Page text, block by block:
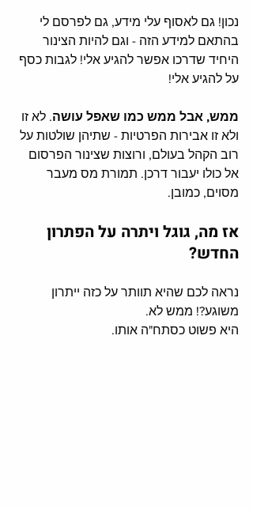
נכון! גם לאסוף עלי מידע, גם לפרסם לי
בהתאם למידע הזה - וגם להיות הצינור
היחיד שדרכו אפשר להגיע אלי! לגבות כסף
על להגיע אלי!
ממש, אבל ממש כמו שאפל עושה. לא זו
ולא זו אבירות הפרטיות - שתיהן שולטות על
רוב הקהל בעולם, ורוצות שצינור הפרסום
אל כולו יעבור דרכן. תמורת מס מעבר
מסוים, כמובן.
אז מה, גוגל ויתרה על הפתרון
החדש?
נראה לכם שהיא תוותר על כזה ייתרון
משוגע?! ממש לא.
היא פשוט כסתח"ה אותו.